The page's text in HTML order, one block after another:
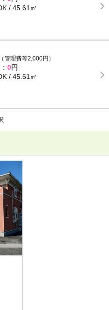
/ 45.61㎡
（管理費等2,000円）
0円
/ 45.61㎡